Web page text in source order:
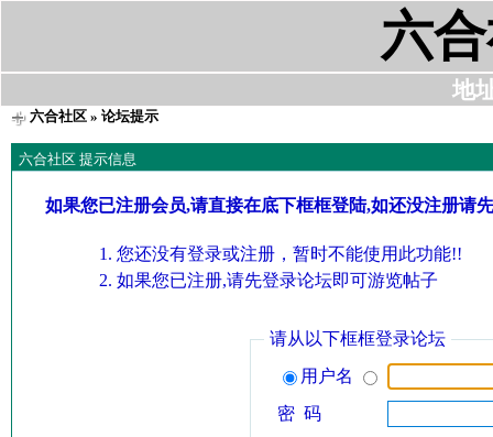
六
地
六合社区» 论坛提示
六合社区 提示信息
如果您已注册会员,请直接在底下框框登陆,如还没注册请
您还没有登录或注册，暂时不能使用此功能!!
如果您已注册,请先登录论坛即可游览帖子
请从以下框框登录论坛
用户名
密 码